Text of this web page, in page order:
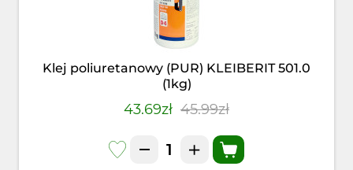
Klej poliuretanowy (PUR) KLEIBERIT 501.0
(1kg)
43.69zł 45.99zł